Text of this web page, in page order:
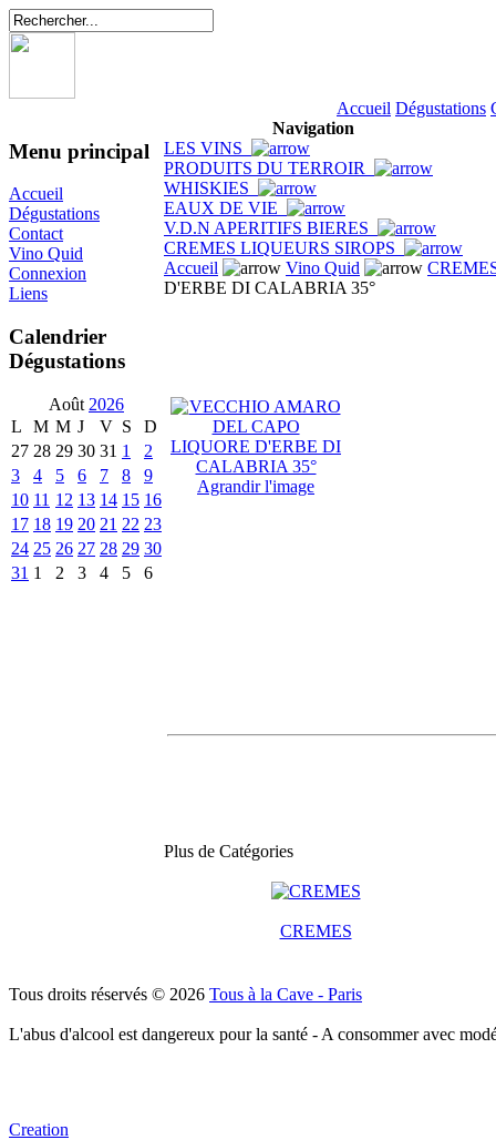
Accueil Dégustations
Menu principal
Accueil
Dégustations
Contact
Vino Quid
Connexion
Liens
Calendrier
Dégustations
Août 2026
L
M M J V S
D
27 28 29 30 31 1
2
3
4 5 6 7 8
9
10 11 12 13 14 15 16
17 18 19 20 21 22 23
24 25 26 27 28 29 30
31 1 2 3 4 5 6
Navigation
LES VINS
PRODUITS DU TERROIR
WHISKIES
EAUX DE VIE
V.D.N APERITIFS BIERES
CREMES LIQUEURS SIROPS
Accueil
Vino Quid
D'ERBE DI CALABRIA 35°
Agrandir l'image
Plus de Catégories
CREMES
Tous droits réservés © 2026 Tous à la Cave - Paris
L'abus d'alcool est dangereux pour la santé - A consommer avec
Creation